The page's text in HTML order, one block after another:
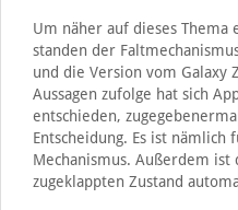
Um näher auf dieses Thema
standen der
und die Version vom Galaxy
Aussagen zufolge hat sich
entschieden,
Entscheidung. Es ist nämlich
Mechanismus. Außerdem ist
zugeklappten Zustand